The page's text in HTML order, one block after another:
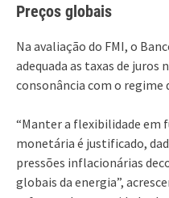
Preços globais
Na avaliação do FMI, o
adequada as taxas de juros
consonância com o
“Manter a flexibilidade em
monetária é justificado,
pressões inflacionárias
globais da energia”,